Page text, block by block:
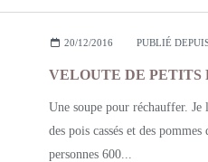
20/12/2016 PUBLIÉ
Une soupe pour réchauffer. Je
des pois cassés et des
personnes 600...